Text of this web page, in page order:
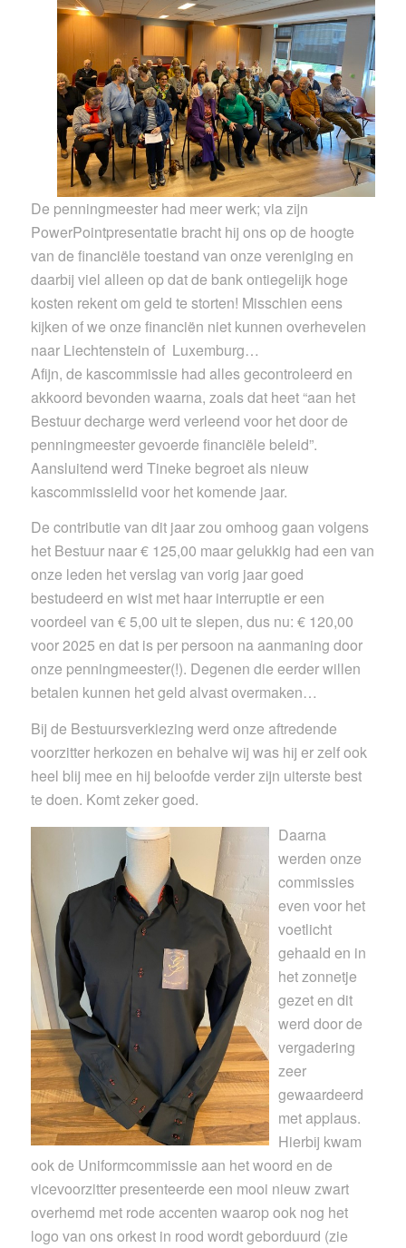
De penningmeester had meer werk; via zijn
PowerPointpresentatie bracht hij ons op de hoogte
van de financiële toestand van onze vereniging en
daarbij viel alleen op dat de bank ontiegelijk hoge
kosten rekent om geld te storten! Misschien eens
kijken of we onze financiën niet kunnen overhevelen
naar Liechtenstein of Luxemburg…
Afijn, de kascommissie had alles gecontroleerd en
akkoord bevonden waarna, zoals dat heet “aan het
Bestuur decharge werd verleend voor het door de
penningmeester gevoerde financiële beleid”.
Aansluitend werd Tineke begroet als nieuw
kascommissielid voor het komende jaar.
De contributie van dit jaar zou omhoog gaan volgens
het Bestuur naar € 125,00 maar gelukkig had een van
onze leden het verslag van vorig jaar goed
bestudeerd en wist met haar interruptie er een
voordeel van € 5,00 uit te slepen, dus nu: € 120,00
voor 2025 en dat is per persoon na aanmaning door
onze penningmeester(!). Degenen die eerder willen
betalen kunnen het geld alvast overmaken…
Bij de Bestuursverkiezing werd onze aftredende
voorzitter herkozen en behalve wij was hij er zelf ook
heel blij mee en hij beloofde verder zijn uiterste best
te doen. Komt zeker goed.
Daarna
werden onze
commissies
even voor het
voetlicht
gehaald en in
het zonnetje
gezet en dit
werd door de
vergadering
zeer
gewaardeerd
met applaus.
Hierbij kwam
ook de Uniformcommissie aan het woord en de
vicevoorzitter presenteerde een mooi nieuw zwart
overhemd met rode accenten waarop ook nog het
logo van ons orkest in rood wordt geborduurd (zie